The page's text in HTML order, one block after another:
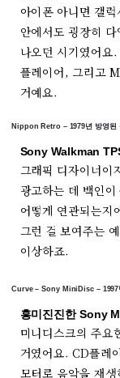
아이폰 아니면 갤
안에서도 굉장히
나오던 시기였어요
플레이어, 그리고
거예요.
Nippon Retro – 1979년 방영된
Sony Walkman
그래픽 디자이너이
광고하는 데 백인
어떻게 연관되는지
그런 걸 보여주는
이상하죠.
Curve – Sony MiniDisc – 1997
흥미진진한 Sony
미니디스크의 주요
거였어요. CD플레
모터로 음악을 재